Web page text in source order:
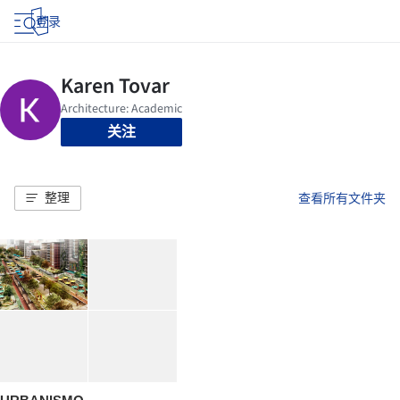
登录
关注
整理 查看所有文件夹